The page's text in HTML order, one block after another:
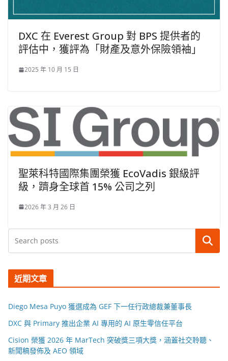
DXC 在 Everest Group 對 BPS 提供者的
評估中，獲評為「財產及意外保險領袖」
2025 年 10 月 15 日
聖萊科特國際集團榮獲 EcoVadis 銀級評
級，躋身全球首 15% 公司之列
2026 年 3 月 26 日
搜尋
近期文章
Diego Mesa Puyo 獲選成為 GEF 下一任行政總裁兼董事長
DXC 與 Primary 推出企業 AI 專用的 AI 原生零信任平台
Cision 榮獲 2026 年 MarTech 突破獎三項大獎，涵蓋社交聆聽、
新聞稿發佈及 AEO 領域